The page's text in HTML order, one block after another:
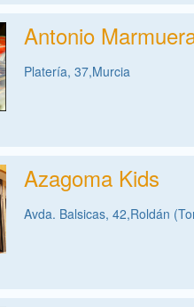
Antonio
Platería, 37,Murcia
Azagoma Kids
Avda. Balsicas, 42,Roldán